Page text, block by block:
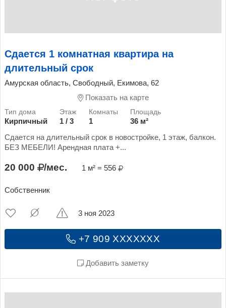
Сдается 1 комнатная квартира на
длительный срок
Амурская область, Свободный, Екимова, 62
Показать на карте
Кирпичный 1 / 3 1
36 м²
Сдается на длительный срок в новостройке, 1 этаж, балкон.
БЕЗ МЕБЕЛИ! Арендная плата +...
20 000 /мес. 1 м² = 556
Собственник
+7 909 XXXXXXX
Добавить заметку
3 ноя 2023